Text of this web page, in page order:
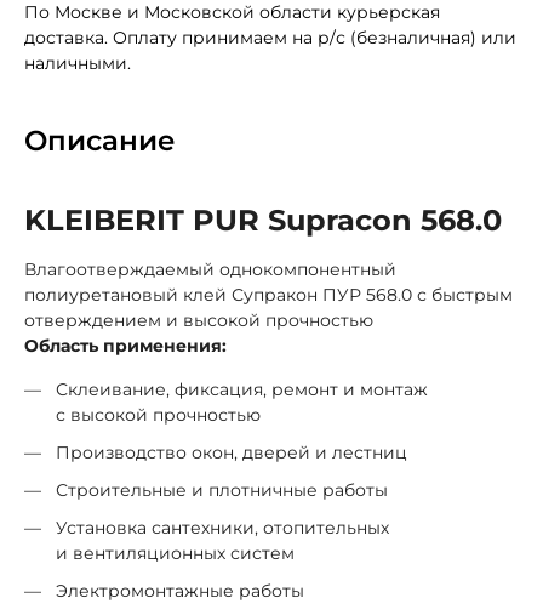
По Москве и Московской области курьерская
доставка. Оплату принимаем на р/с (безналичная) или
наличными.
Описание
KLEIBERIT PUR Supracon 568.0
Влагоотверждаемый однокомпонентный
полиуретановый клей Супракон ПУР 568.0 с быстрым
отверждением и высокой прочностью
Область применения:
Склеивание, фиксация, ремонт и монтаж
с высокой прочностью
Производство окон, дверей и лестниц
Строительные и плотничные работы
Установка сантехники, отопительных
и вентиляционных систем
Электромонтажные работы